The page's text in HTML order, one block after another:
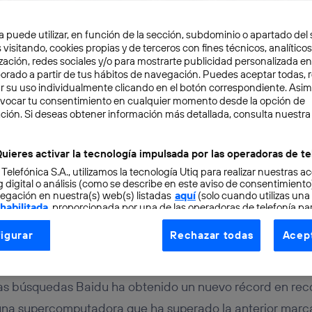
3 min
ostenta el nuevo
de imágenes
búsquedas Baidu ha obtenido un nuevo récord en
supercomputadora que ha superado la anterior
puede utilizar, en función de la sección, subdominio o apartado del
visitando, cookies propias y de terceros con fines técnicos,
redes sociales y/o para mostrarte publicidad personalizada
a partir de tus hábitos de navegación. Puedes aceptar todas,
su uso individualmente clicando en el botón correspondiente.
tu consentimiento en cualquier momento desde la opción de
Si deseas obtener información más detallada, consulta nuestra
activar la tecnología impulsada por las operadoras de
S.A., utilizamos la tecnología Utiq para realizar nuestras
digital o análisis (como se describe en este aviso de
en nuestra(s) web(s) listadas aquí(solo cuando utilizas una
, proporcionada por una de las operadoras de telefonía
consentimiento en cada página web).
Utiq está diseñada con la privacidad como prioridad
tu dirección IP y otra información de la cuenta de cliente de
la conexión que utilizas (p. ej., número de teléfono móvil).
Rechazar todas